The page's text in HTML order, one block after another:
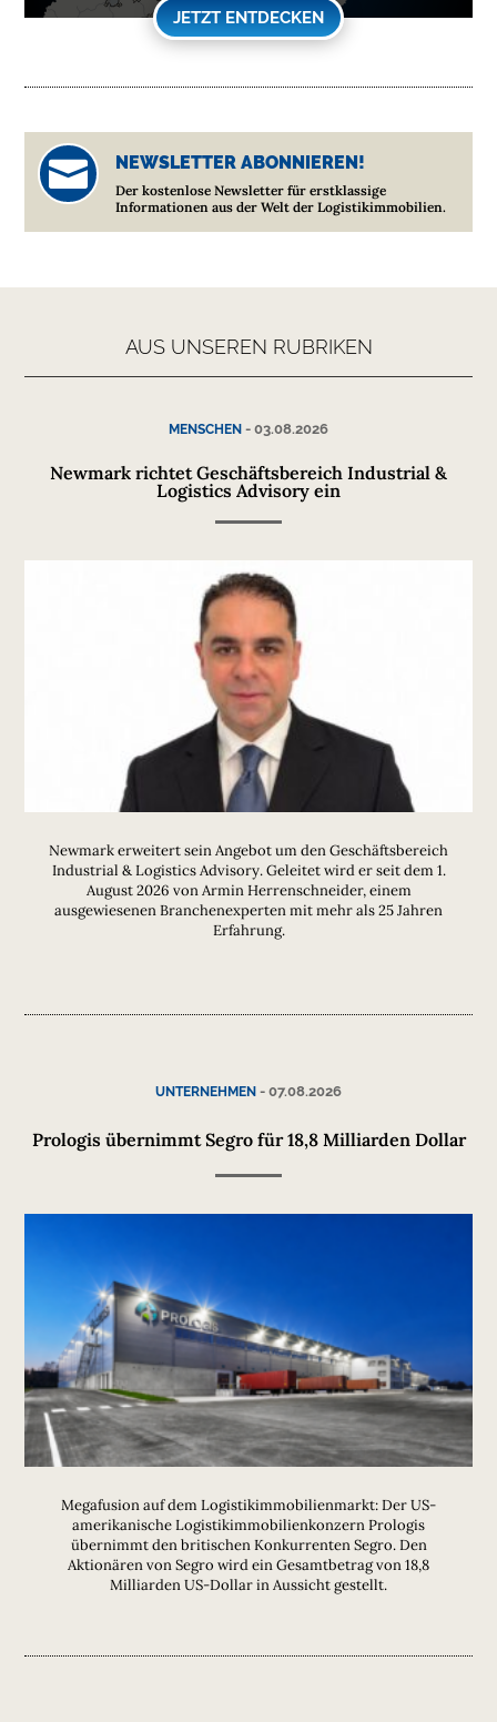
JETZT ENTDECKEN
 NEWSLETTER ABONNIEREN!
Der kostenlose Newsletter für erstklassige
Informationen aus der Welt der Logistikimmobilien.
AUS UNSEREN RUBRIKEN
MENSCHEN - 03.08.2026
Newmark richtet Geschäftsbereich Industrial &
Logistics Advisory ein
Newmark erweitert sein Angebot um den Geschäftsbereich
Industrial & Logistics Advisory. Geleitet wird er seit dem 1.
August 2026 von Armin Herrenschneider, einem
ausgewiesenen Branchenexperten mit mehr als 25 Jahren
Erfahrung.
UNTERNEHMEN - 07.08.2026
Prologis übernimmt Segro für 18,8 Milliarden Dollar
Megafusion auf dem Logistikimmobilienmarkt: Der US-
amerikanische Logistikimmobilienkonzern Prologis
übernimmt den britischen Konkurrenten Segro. Den
Aktionären von Segro wird ein Gesamtbetrag von 18,8
Milliarden US-Dollar in Aussicht gestellt.